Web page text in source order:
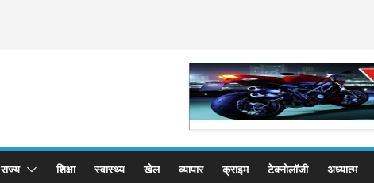
राज्य शिक्षा स्वास्थ्य खेल व्यापार क्राइम टेक्नोलॉजी अध्यात्म